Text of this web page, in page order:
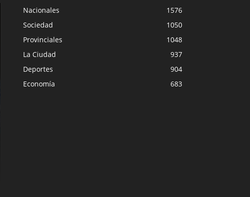
Nacionales
1576
Sociedad
1050
Provinciales
1048
La Ciudad
937
Deportes
904
Economía
683